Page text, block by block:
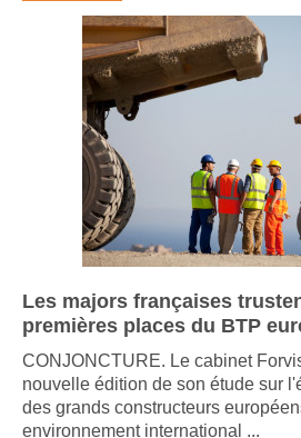
Les majors françaises
premières places du BTP
CONJONCTURE. Le cabinet
nouvelle édition de son étude sur
des grands constructeurs